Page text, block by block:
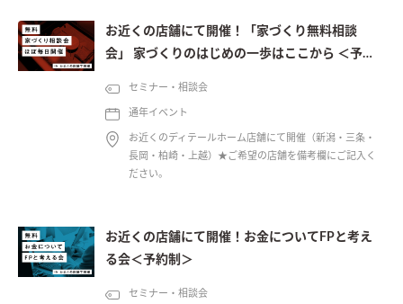
お近くの店舗にて開催！「家づくり無料相談
会」 家づくりのはじめの一歩はここから ＜予約
セミナー・相談会
通年イベント
お近くのディテールホーム店舗にて開催（新潟・三条・
長岡・柏崎・上越）★ご希望の店舗を備考欄にご記入く
ださい。
お近くの店舗にて開催！お金についてFPと考え
る会＜予約制＞
セミナー・相談会